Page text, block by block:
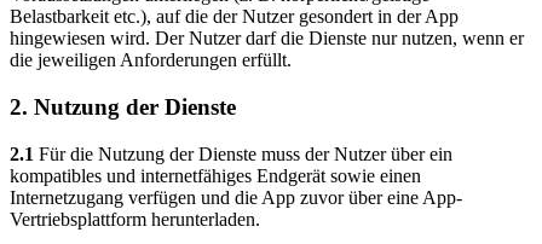
Belastbarkeit etc.), auf die der Nutzer gesondert in der App
hingewiesen wird. Der Nutzer darf die Dienste nur nutzen, wenn er
die jeweiligen Anforderungen erfüllt.
2. Nutzung der Dienste
2.1 Für die Nutzung der Dienste muss der Nutzer über ein
kompatibles und internetfähiges Endgerät sowie einen
Internetzugang verfügen und die App zuvor über eine App-
Vertriebsplattform herunterladen.